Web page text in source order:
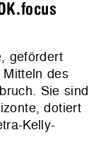
gefördert
Mitteln des
Sie sind
dotiert
Kelly-